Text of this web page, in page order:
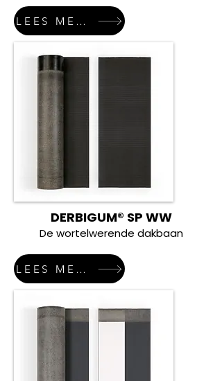
LEES MEER
DERBIGUM® SP WW
De wortelwerende dakbaan
LEES MEER